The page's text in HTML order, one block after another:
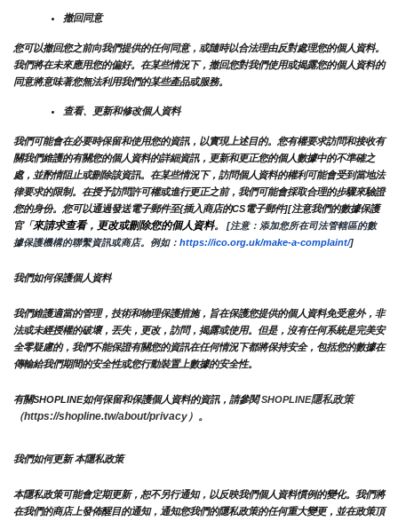
撤回同意
您可以撤回您之前向我們提供的任何同意，或隨時以合法理由反對處理您的個人資料。
我們將在未來應用您的偏好。在某些情況下，撤回您對我們使用或揭露您的個人資料的
同意將意味著您無法利用我們的某些產品或服務。
查看、更新和修改個人資料
我們可能會在必要時保留和使用您的資訊，以實現上述目的。您有權要求訪問和接收有
關我們維護的有關您的個人資料的詳細資訊，更新和更正您的個人數據中的不準確之
處，並酌情阻止或刪除該資訊。在某些情況下，訪問個人資料的權利可能會受到當地法
律要求的限制。在授予訪問許可權或進行更正之前，我們可能會採取合理的步驟來驗證
您的身份。您可以通過發送電子郵件至{插入商店的CS電子郵件][注意我們的數據保護
官「來請求查看，更改或刪除您的個人資料。
[注意：添加您所在司法管轄區的數
據保護機構的聯繫資訊或商店。例如： https://ico.org.uk/make-a-complaint/]
我們如何保護個人資料
我們維護適當的管理，技術和物理保護措施，旨在保護您提供的個人資料免受意外，非
法或未經授權的破壞，丟失，更改，訪問，揭露或使用。但是，沒有任何系統是完美安
全零疑慮的，我們不能保證有關您的資訊在任何情況下都將保持安全，包括您的數據在
傳輸給我們期間的安全性或您行動裝置上數據的安全性。
有關SHOPLINE如何保留和保護個人資料的資訊，請參閱 SHOPLINE隱私政策
（https://shopline.tw/about/privacy）。
我們如何更新 本隱私政策
本隱私政策可能會定期更新，恕不另行通知，以反映我們個人資料慣例的變化。我們將
在我們的商店上發佈醒目的通知，通知您我們的隱私政策的任何重大變更，並在政策頂